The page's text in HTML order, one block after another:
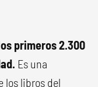
primeros 2.300
Es una
los libros del